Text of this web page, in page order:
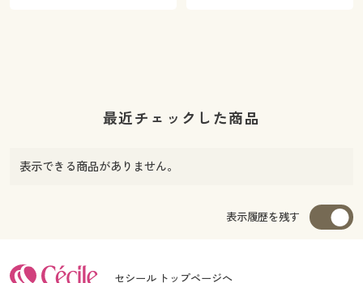
最近チェックした商品
表示できる商品がありません。
表示履歴を残す
セシール トップページへ